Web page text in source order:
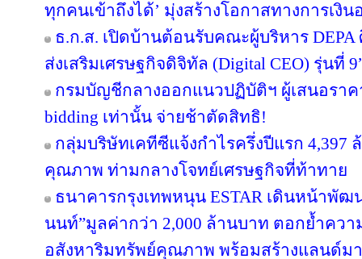
ทุกคนเข้าถึงได้’ มุ่งสร้างโอกาสทางการเงิน
ธ.ก.ส. เปิดบ้านต้อนรับคณะผู้บริหาร
ส่งเสริมเศรษฐกิจดิจิทัล (Digital CEO) รุ่นที่
กรมบัญชีกลางออกแนวปฏิบัติฯ ผู้เสนอราค
bidding เท่านั้น จ่ายช้าตัดสิทธิ!
กลุ่มบริษัทเคทีซีแจ้งกำไรครึ่งปีแรก 4,397
คุณภาพ ท่ามกลางโจทย์เศรษฐกิจที่ท้าทาย
ธนาคารกรุงเทพหนุน ESTAR เดินหน้าพัฒน
นนท์”มูลค่ากว่า 2,000 ล้านบาท ตอกย้ำคว
อสังหาริมทรัพย์คุณภาพ พร้อมสร้างแลนด์ม